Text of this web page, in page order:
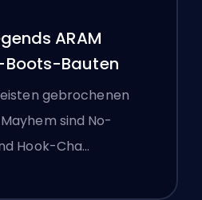
ARAM
Boots-Bauten
gebrochenen
sind No-
Hook-Cha…